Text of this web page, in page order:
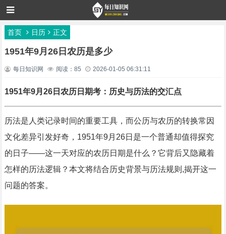
首页 日历 正文
1951年9月26日农历是多少
每日知识网 阅读：85 2026-01-05 06:31:11
1951年9月26日农历日期考：历史与历法的交汇点
历法是人类记录时间的重要工具，而公历与农历的转换常因
文化差异引发好奇，1951年9月26日是一个普通却值得探究
的日子——这一天对应的农历日期是什么？它背后又隐藏着
怎样的历法逻辑？本文将结合历史背景与历法规则,揭开这一
问题的答案。